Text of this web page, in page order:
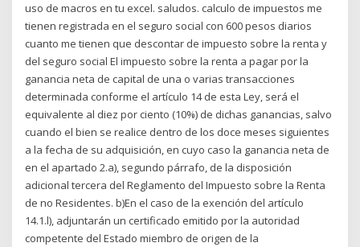
uso de macros en tu excel. saludos. calculo de impuestos me
tienen registrada en el seguro social con 600 pesos diarios
cuanto me tienen que descontar de impuesto sobre la renta y
del seguro social El impuesto sobre la renta a pagar por la
ganancia neta de capital de una o varias transacciones
determinada conforme el artículo 14 de esta Ley, será el
equivalente al diez por ciento (10%) de dichas ganancias, salvo
cuando el bien se realice dentro de los doce meses siguientes
a la fecha de su adquisición, en cuyo caso la ganancia neta de
en el apartado 2.a), segundo párrafo, de la disposición
adicional tercera del Reglamento del Impuesto sobre la Renta
de no Residentes. b)En el caso de la exención del artículo
14.1.l), adjuntarán un certificado emitido por la autoridad
competente del Estado miembro de origen de la